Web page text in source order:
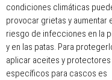
condiciones climáticas
provocar grietas y aumentar
riesgo de infecciones en la
y en las patas. Para
aplicar aceites y protectores
específicos para cascos es